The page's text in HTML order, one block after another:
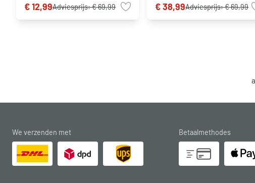
€ 12,99Adviesprijs:€ 69,99 € 38,99Adviesprijs:€ 69,99
We verzenden met Betaalmethodes